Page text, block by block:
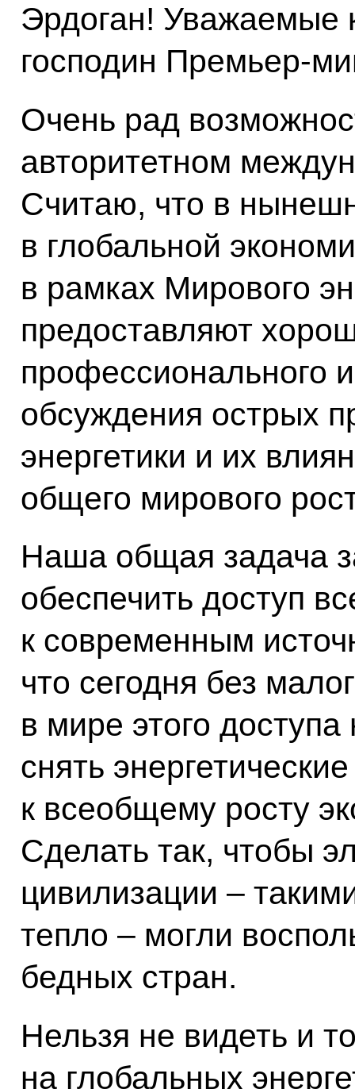
Эрдоган! Уважаемые
господин Премьер-
Очень рад
авторитетном
Считаю, что в
в глобальной
в рамках Мирового
предоставляют
профессионального
обсуждения острых
энергетики и их
общего мирового
Наша общая задача
обеспечить доступ
к современным
что сегодня без
в мире этого
снять
к всеобщему росту
Сделать так, чтобы
цивилизации –
тепло – могли
бедных стран.
Нельзя не видеть и
на глобальных